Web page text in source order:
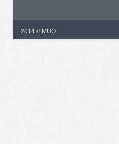
2014 © MUO